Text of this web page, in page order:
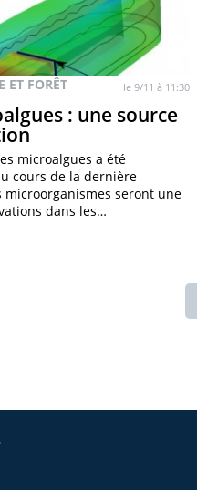
ET FORÊT le 9/11 à 11:30
: une source
microalgues a été
cours de la dernière
microorganismes seront une
dans les…